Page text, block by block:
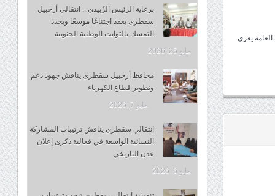
العامة يعزي
برعاية الرئيس الزُبيدي .. انتقالي أرخبيل
سقطرى يعقد اجتناعُا موسعًا ويجدد
التمسك بالثوابت الوطنية الجنوبية
مايو 25, 2026
محافظ أرخبيل سقطرى يناقش جهود دعم
وتطوير قطاع الكهرباء
مايو 7, 2026
انتقالي سقطرى يناقش ترتيبات المشاركة
النسائية الواسعة في فعالية ذكرى إعلان
عدن التاريخي
مايو 6, 2026